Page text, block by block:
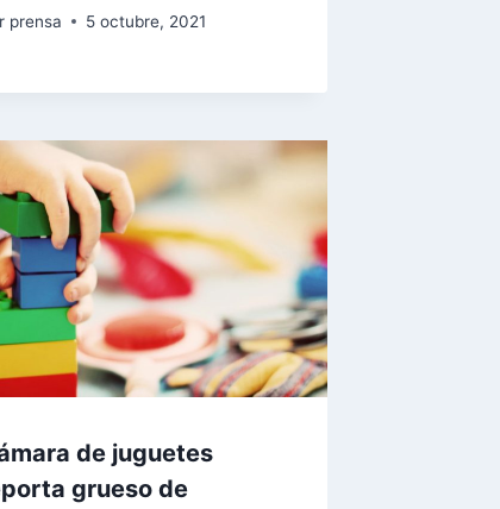
prensa 5 octubre, 2021
de juguetes
grueso de